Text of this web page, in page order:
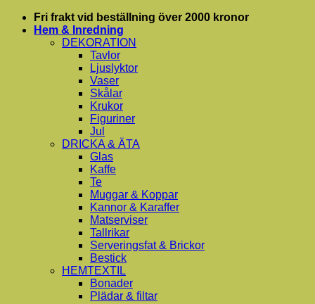
Skip
Fri frakt vid beställning över 2000 kronor
Hem & Inredning
DEKORATION
Tavlor
Ljuslyktor
Vaser
Skålar
Krukor
Figuriner
Jul
DRICKA & ÄTA
Glas
Kaffe
Te
Muggar & Koppar
Kannor & Karaffer
Matserviser
Tallrikar
Serveringsfat & Brickor
Bestick
HEMTEXTIL
Bonader
Plädar & filtar